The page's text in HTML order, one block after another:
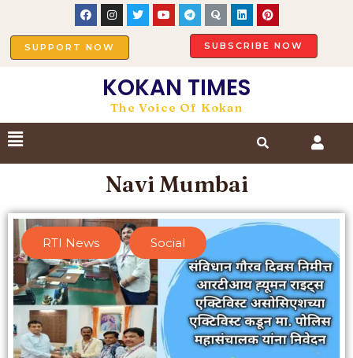
SUPPORT NOW SUBSCRIBE NOW
KOKAN TIMES
The Voice Of Kokan
Navi Mumbai
RTI News , Social